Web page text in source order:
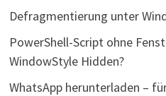
Defragmentierung unter
PowerShell-Script ohne
WindowStyle Hidden?
WhatsApp herunterladen –